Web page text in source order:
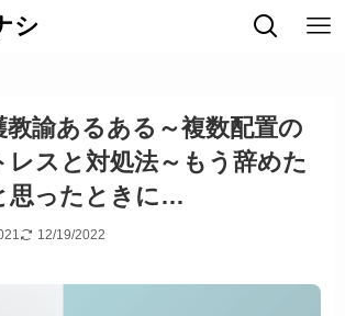
シ
教諭あるある～複数配置の
レスと対処法～もう辞めた
思ったときに…
12/19/2022